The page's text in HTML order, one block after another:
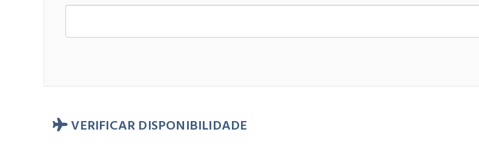
VERIFICAR DISPONIBILIDADE